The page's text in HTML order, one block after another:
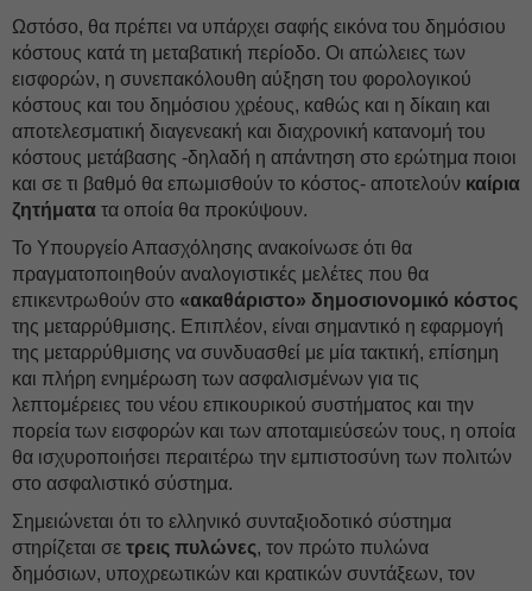
Ωστόσο, θα πρέπει να υπάρχει σαφής εικόνα του δημόσιου
κόστους κατά τη μεταβατική περίοδο. Οι απώλειες των
εισφορών, η συνεπακόλουθη αύξηση του φορολογικού
κόστους και του δημόσιου χρέους, καθώς και η δίκαιη και
αποτελεσματική διαγενεακή και διαχρονική κατανομή του
κόστους μετάβασης -δηλαδή η απάντηση στο ερώτημα ποιοι
και σε τι βαθμό θα επωμισθούν το κόστος- αποτελούν καίρια
ζητήματα τα οποία θα προκύψουν.
Το Υπουργείο Απασχόλησης ανακοίνωσε ότι θα
πραγματοποιηθούν αναλογιστικές μελέτες που θα
επικεντρωθούν στο «ακαθάριστο» δημοσιονομικό κόστος
της μεταρρύθμισης. Επιπλέον, είναι σημαντικό η εφαρμογή
της μεταρρύθμισης να συνδυασθεί με μία τακτική, επίσημη
και πλήρη ενημέρωση των ασφαλισμένων για τις
λεπτομέρειες του νέου επικουρικού συστήματος και την
πορεία των εισφορών και των αποταμιεύσεών τους, η οποία
θα ισχυροποιήσει περαιτέρω την εμπιστοσύνη των πολιτών
στο ασφαλιστικό σύστημα.
Σημειώνεται ότι το ελληνικό συνταξιοδοτικό σύστημα
στηρίζεται σε τρεις πυλώνες, τον πρώτο πυλώνα
δημόσιων, υποχρεωτικών και κρατικών συντάξεων, τον